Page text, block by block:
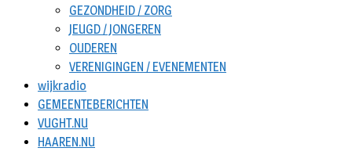
GEZONDHEID / ZORG
JEUGD / JONGEREN
OUDEREN
VERENIGINGEN / EVENEMENTEN
wijkradio
GEMEENTEBERICHTEN
VUGHT.NU
HAAREN.NU